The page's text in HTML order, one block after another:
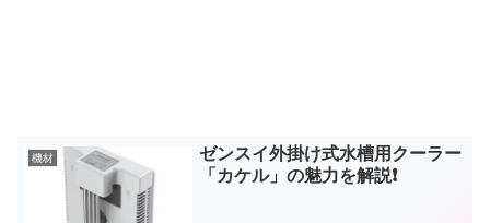
機材
ゼンスイ外掛け式水槽用クーラー
「カケル」の魅力を解説❗